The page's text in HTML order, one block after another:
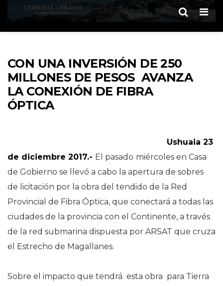
CON UNA INVERSIÓN DE 250
MILLONES DE PESOS AVANZA
LA CONEXIÓN DE FIBRA
ÓPTICA
Ushuaia 23
de diciembre 2017.- El pasado miércoles en Casa
de Gobierno se llevó a cabo la apertura de sobres
de licitación por la obra del tendido de la Red
Provincial de Fibra Óptica, que conectará a todas las
ciudades de la provincia con el Continente, a través
de la red submarina dispuesta por ARSAT que cruza
el Estrecho de Magallanes.
Sobre el impacto que tendrá esta obra para Tierra